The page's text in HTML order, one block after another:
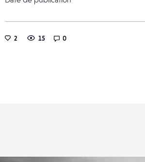
2 15 0